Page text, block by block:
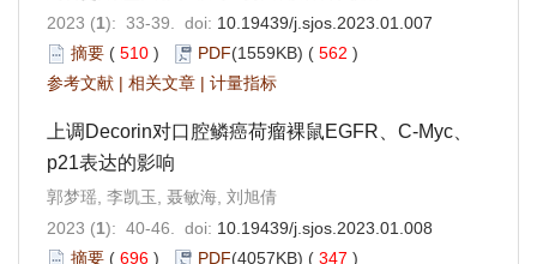
2023 (1): 33-39. doi: 10.19439/j.sjos.2023.01.007
摘要 ( 510 ) PDF(1559KB) ( 562 )
参考文献 | 相关文章 | 计量指标
上调Decorin对口腔鳞癌荷瘤裸鼠EGFR、C-Myc、
p21表达的影响
郭梦瑶, 李凯玉, 聂敏海, 刘旭倩
2023 (1): 40-46. doi: 10.19439/j.sjos.2023.01.008
摘要 ( 696 ) PDF(4057KB) ( 347 )